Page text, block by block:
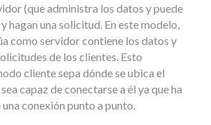
(que administra los datos y puede
hagan una solicitud. En este modelo,
como servidor contiene los datos y
de los clientes. Esto
cliente sepa dónde se ubica el
capaz de conectarse a él ya que ha
conexión punto a punto.